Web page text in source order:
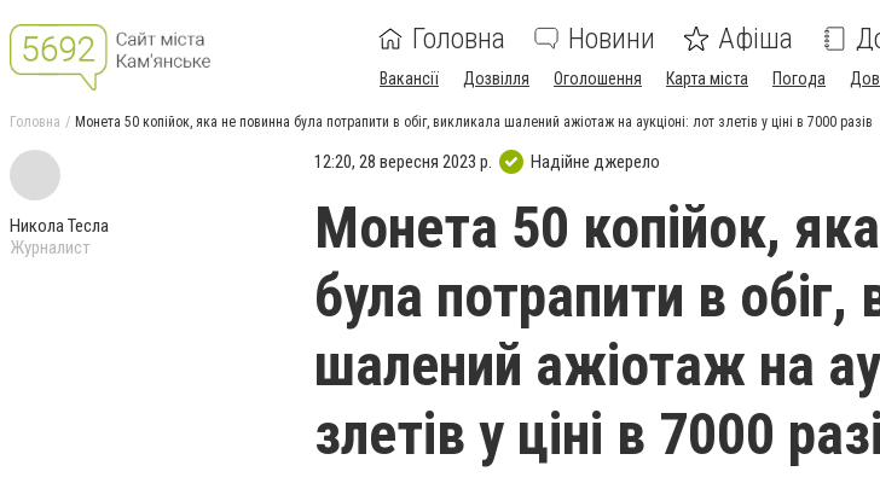
Головна Новини Афіша
Вакансії Дозвілля Оголошення Карта міста Погода
Головна Монета 50 копійок, яка не повинна була потрапити в обіг, викликала шалений ажіотаж на аукціоні: лот злетів у ціні в 7000 разів
Никола Тесла
Журналист
12:20, 28 вересня 2023 р. Надійне джерело
Монета 50 копійок,
була потрапити в обіг,
шалений ажіотаж на
злетів у ціні в 7000